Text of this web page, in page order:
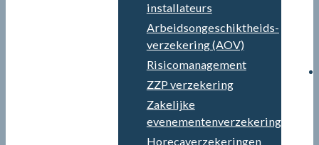
installateurs
Arbeidsongeschiktheids­
verzekering (AOV)
Risicomanagement
ZZP verzekering
Zakelijke
evenementenverzekering
Horecaverzekeringen